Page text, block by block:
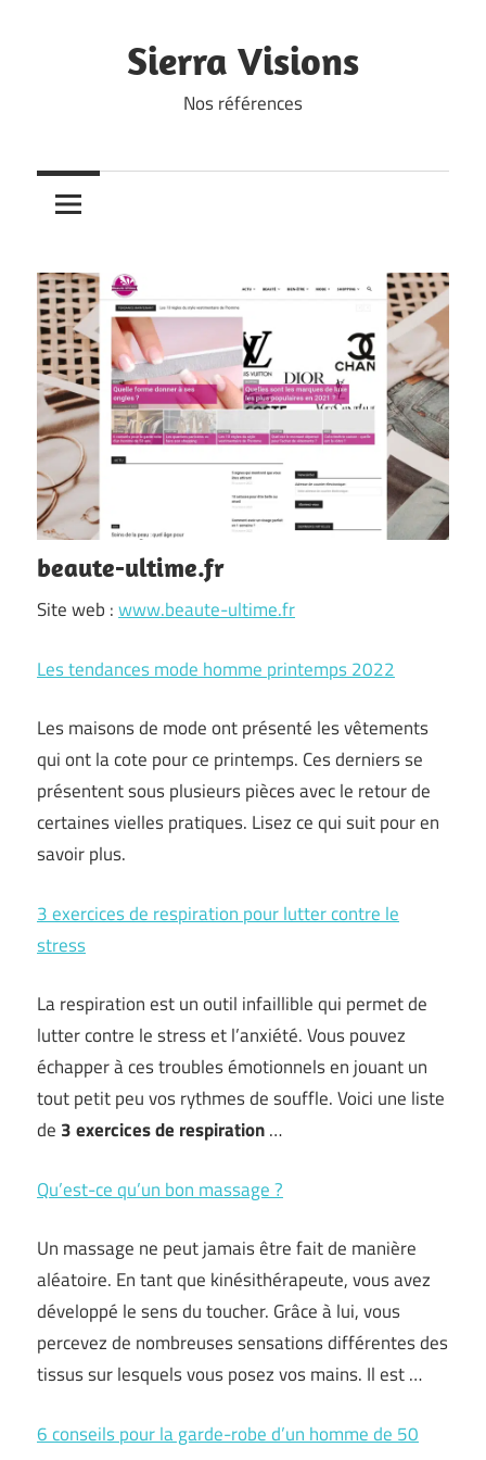
Sierra Visions
Nos références
beaute-ultime.fr
Site web :www.beaute-ultime.fr
Les tendances mode homme printemps 2022
Les maisons de mode ont présenté les vêtements
qui ont la cote pour ce printemps. Ces derniers se
présentent sous plusieurs pièces avec le retour de
certaines vielles pratiques. Lisez ce qui suit pour en
savoir plus.
3 exercices de respiration pour lutter contre le
stress
La respiration est un outil infaillible qui permet de
lutter contre le stress et l’anxiété. Vous pouvez
échapper à ces troubles émotionnels en jouant un
tout petit peu vos rythmes de souffle. Voici une liste
de 3 exercices de respiration…
Qu’est-ce qu’un bon massage ?
Un massage ne peut jamais être fait de manière
aléatoire. En tant que kinésithérapeute, vous avez
développé le sens du toucher. Grâce à lui, vous
percevez de nombreuses sensations différentes des
tissus sur lesquels vous posez vos mains. Il est …
6 conseils pour la garde-robe d’un homme de 50